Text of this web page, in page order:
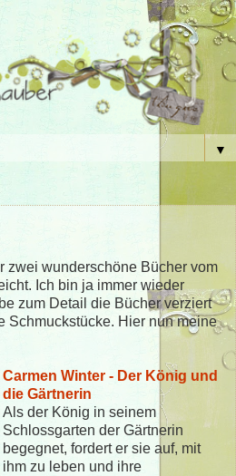
▼
zwei wunderschöne Bücher vom
Ich bin ja immer wieder
zum Detail die Bücher verziert
Schmuckstücke. Hier nun meine
Carmen Winter - Der König und
die Gärtnerin
Als der König in seinem
Schlossgarten der Gärtnerin
begegnet, fordert er sie auf, mit
ihm zu leben und ihre